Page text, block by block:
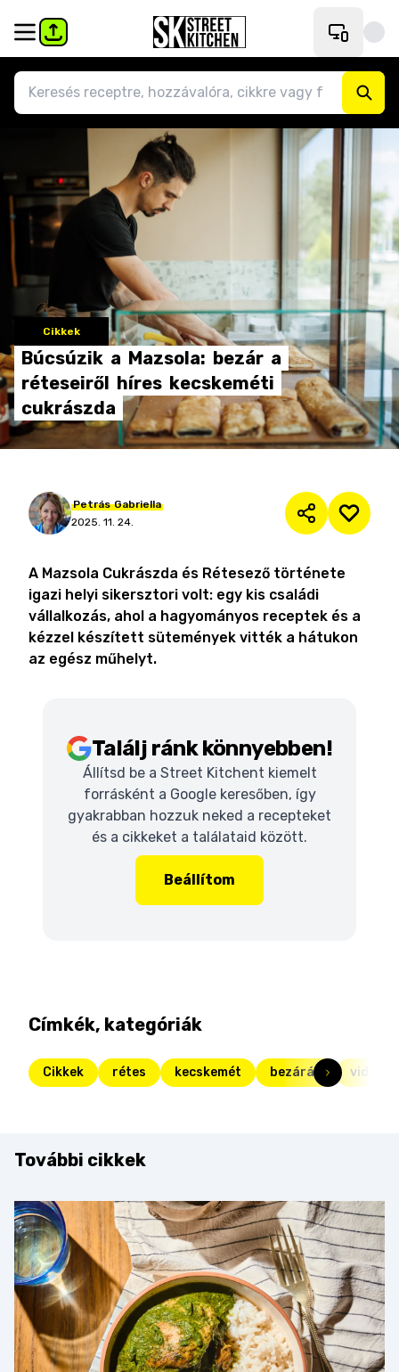
Cikkek
Búcsúzik a Mazsola: bezár a
réteseiről híres kecskeméti
cukrászda
Petrás Gabriella
2025. 11. 24.
A Mazsola Cukrászda és Rétesező története
igazi helyi sikersztori volt: egy kis családi
vállalkozás, ahol a hagyományos receptek és a
kézzel készített sütemények vitték a hátukon
az egész műhelyt.
Találj ránk könnyebben!
Állítsd be a Street Kitchent kiemelt
forrásként a Google keresőben, így
gyakrabban hozzuk neked a recepteket
és a cikkeket a találataid között.
Beállítom
Címkék, kategóriák
Cikkek rétes kecskemét bezárás vidéki
További cikkek